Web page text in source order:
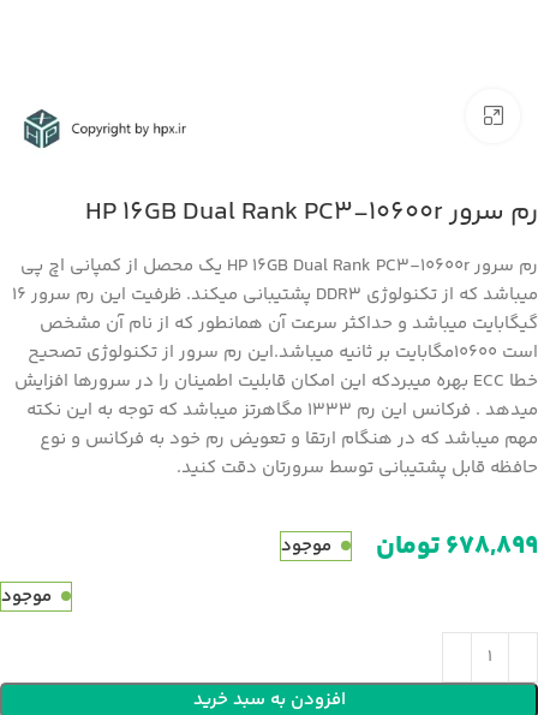
رم سرور HP 16GB Dual Rank PC3-10600r
رم سرور HP 16GB Dual Rank PC3-10600r یک محصل از کمپانی اچ پی
میباشد که از تکنولوژی DDR3 پشتیبانی میکند. ظرفیت این رم سرور ۱۶
گیگابایت میباشد و حداکثر سرعت آن همانطور که از نام آن مشخص
است ۱۰۶۰۰مگابایت بر ثانیه میباشد.این رم سرور از تکنولوژی تصحیح
خطا ECC بهره میبردکه این امکان قابلیت اطمینان را در سرورها افزایش
میدهد . فرکانس این رم ۱۳۳۳ مگاهرتز میباشد که توجه به این نکته
مهم میباشد که در هنگام ارتقا و تعویض رم خود به فرکانس و نوع
حافظه قابل پشتیبانی توسط سرورتان دقت کنید.
تومان
موجود
موجود
افزودن به سبد خرید